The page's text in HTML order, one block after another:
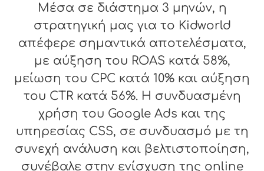
Μέσα σε διάστημα 3 μηνών, η
στρατηγική μας για το Kidworld
απέφερε σημαντικά αποτελέσματα,
με αύξηση του ROAS κατά 58%,
μείωση του CPC κατά 10% και αύξηση
του CTR κατά 56%. Η συνδυασμένη
χρήση του Google Ads και της
υπηρεσίας CSS, σε συνδυασμό με τη
συνεχή ανάλυση και βελτιστοποίηση,
συνέβαλε στην ενίσχυση της online